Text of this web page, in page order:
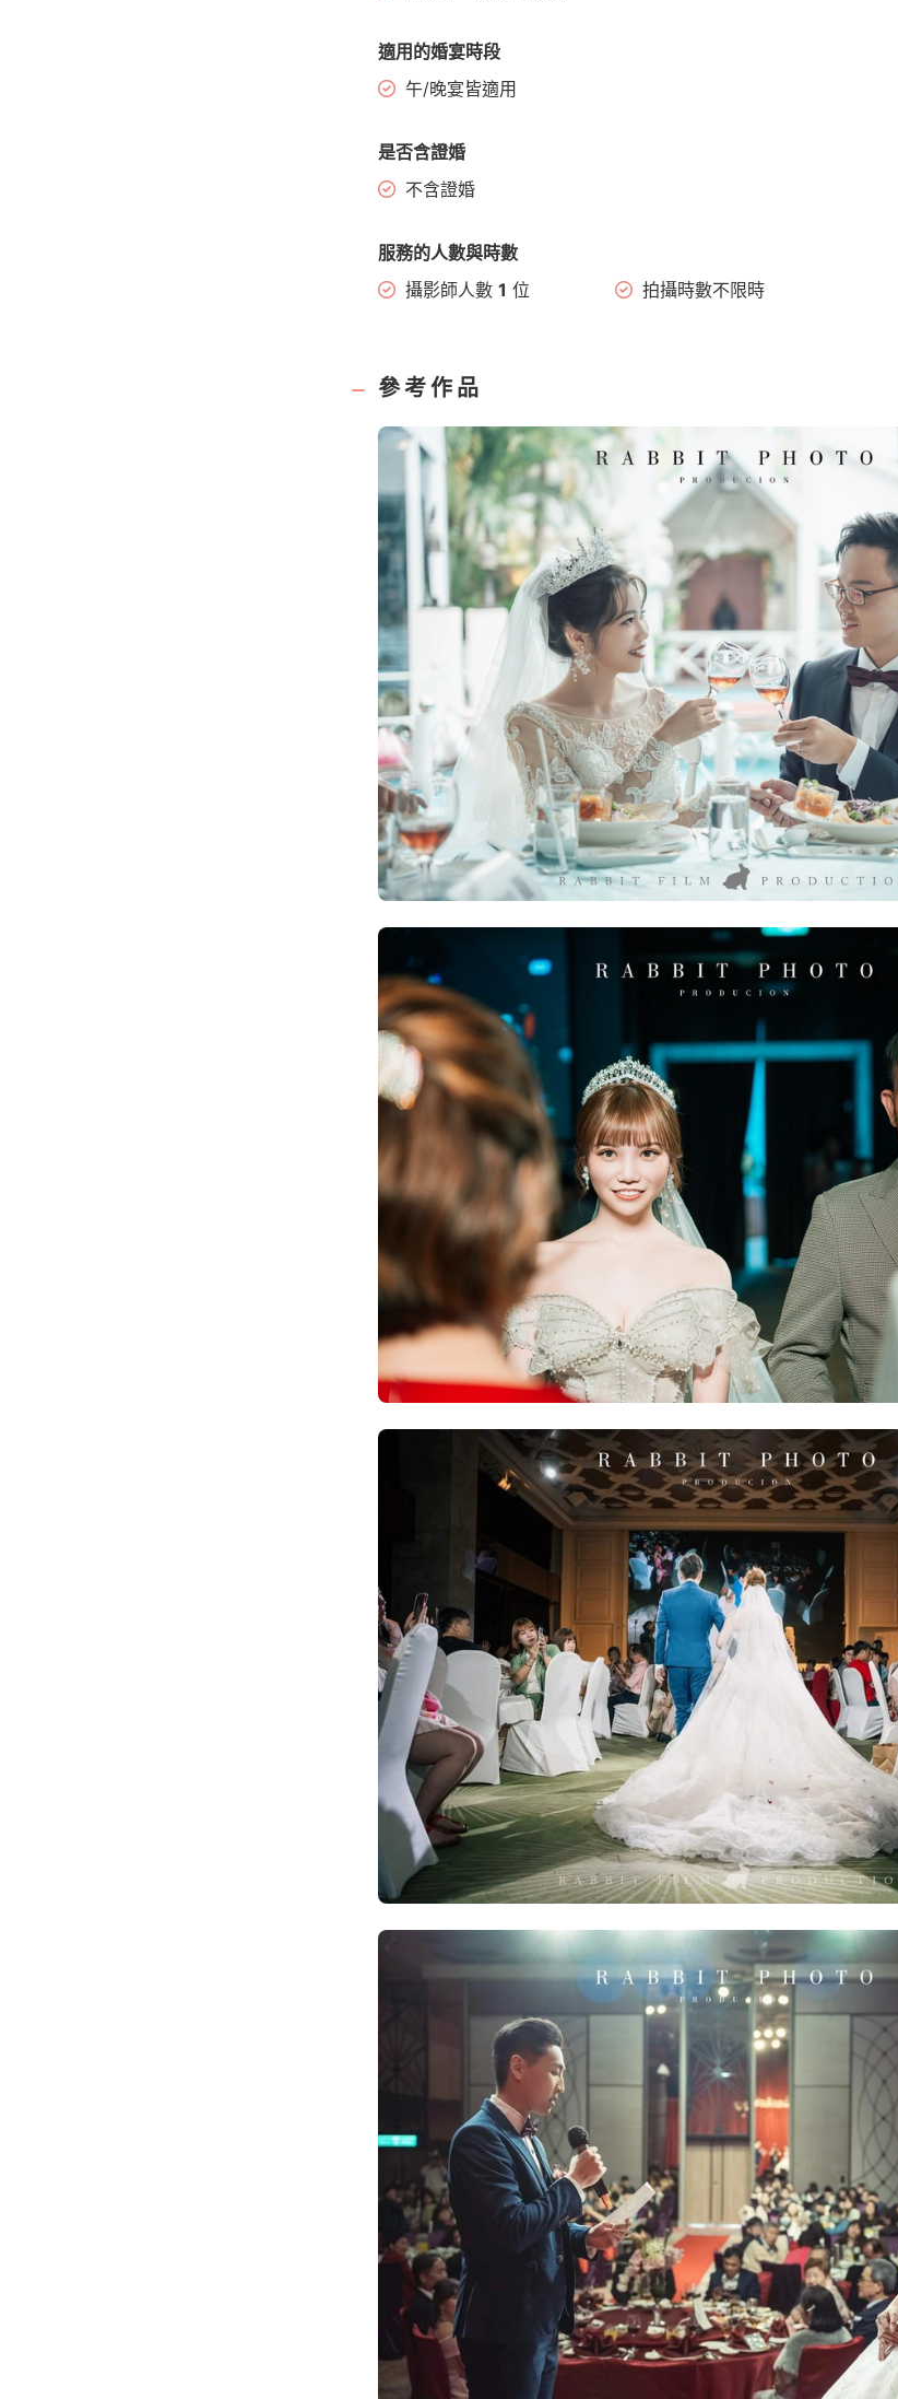
適用的婚宴時段
午/晚宴皆適用
是否含證婚
不含證婚
服務的人數與時數
攝影師人數 1 位 拍攝時數不限時
參考作品